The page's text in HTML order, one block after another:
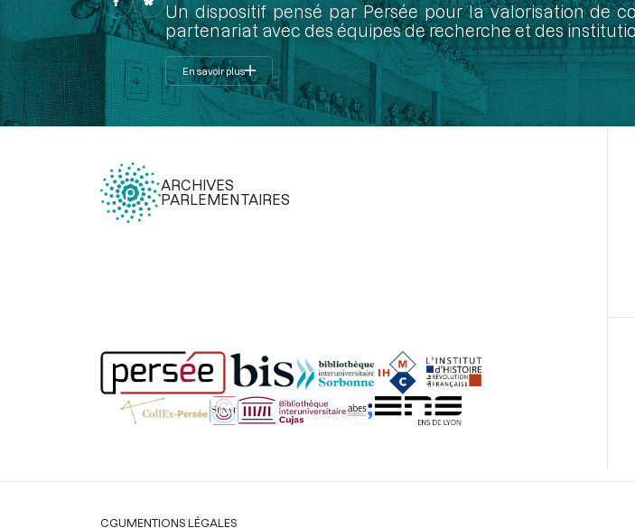
Un dispositif pensé par Persée pour la valorisation de
partenariat avec des équipes de recherche et des
En savoir plus
ARCHIVES
PARLEMENTAIRES
Légal
CGUMENTIONS LÉGALES